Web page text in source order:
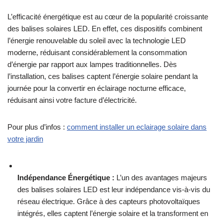
L’efficacité énergétique est au cœur de la popularité croissante
des balises solaires LED. En effet, ces dispositifs combinent
l’énergie renouvelable du soleil avec la technologie LED
moderne, réduisant considérablement la consommation
d’énergie par rapport aux lampes traditionnelles. Dès
l’installation, ces balises captent l’énergie solaire pendant la
journée pour la convertir en éclairage nocturne efficace,
réduisant ainsi votre facture d’électricité.
Pour plus d’infos : comment installer un eclairage solaire dans
votre jardin
Indépendance Énergétique : L’un des avantages majeurs
des balises solaires LED est leur indépendance vis-à-vis du
réseau électrique. Grâce à des capteurs photovoltaïques
intégrés, elles captent l’énergie solaire et la transforment en